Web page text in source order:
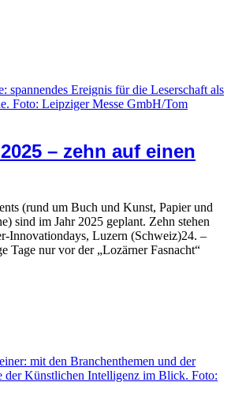
– zehn auf einen
(rund um Buch und Kunst, Papier und
sind im Jahr 2025 geplant. Zehn stehen
Innovationdays, Luzern (Schweiz)24. –
Tage nur vor der „Lozärner Fasnacht“